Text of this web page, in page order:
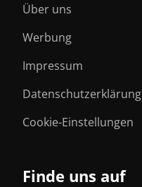
Über uns
Werbung
Impressum
Datenschutzerklärung
Cookie-Einstellungen
Finde uns auf